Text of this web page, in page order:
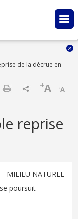
de la décrue en
-A
+A
reprise
MILIEU NATUREL
poursuit